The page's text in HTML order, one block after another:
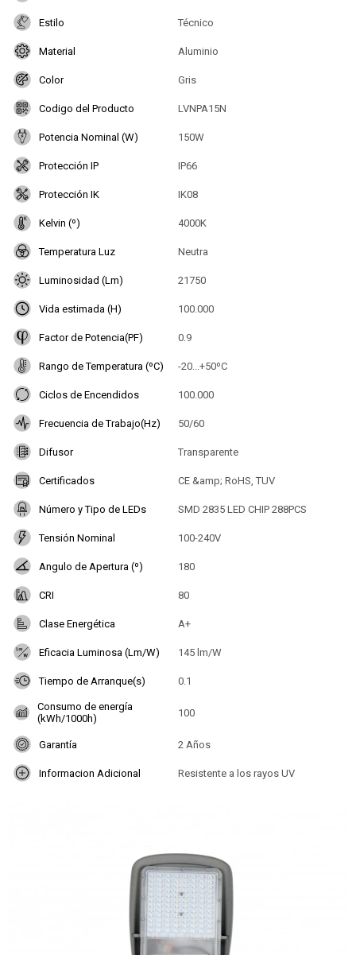
Estilo Técnico
Material Aluminio
Color Gris
Codigo del Producto LVNPA15N
Potencia Nominal (W) 150W
Protección IP IP66
Protección IK IK08
Kelvin (º) 4000K
Temperatura Luz Neutra
Luminosidad (Lm) 21750
Vida estimada (H) 100.000
Factor de Potencia(PF) 0.9
Rango de Temperatura (ºC) -20...+50ºC
Ciclos de Encendidos 100.000
Frecuencia de Trabajo(Hz) 50/60
Difusor Transparente
Certificados CE &amp; RoHS, TUV
Número y Tipo de LEDs SMD 2835 LED CHIP 288PCS
Tensión Nominal 100-240V
Angulo de Apertura (º) 180
CRI 80
Clase Energética A+
Eficacia Luminosa (Lm/W) 145 lm/W
Tiempo de Arranque(s) 0.1
Consumo de energía
(kWh/1000h)
100
Garantía 2 Años
Informacion Adicional Resistente a los rayos UV